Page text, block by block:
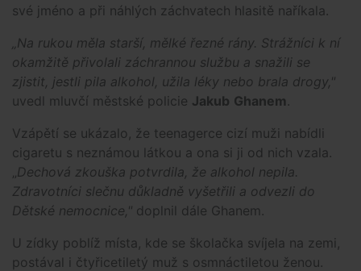
své jméno a při náhlých záchvatech hlasitě naříkala.
„Na rukou měla starší, mělké řezné rány. Strážníci k ní
okamžitě přivolali záchrannou službu a snažili se
zjistit, jestli pila alkohol, užila léky nebo brala drogy,"
uvedl mluvčí městské policie Jakub Ghanem .
Vzápětí se ukázalo, že teenagerce cizí muži nabídli
cigaretu s neznámou látkou a ona si ji od nich vzala.
Dechová zkouška potvrdila, že alkohol nepila.
Zdravotníci slečnu důkladně vyšetřili a odvezli do
Dětské nemocnice," doplnil dále Ghanem.
U zídky poblíž místa, kde se školačka svíjela na zemi,
postával i čtyřicetiletý muž s osmnáctiletou ženou.